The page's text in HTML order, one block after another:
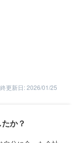
更新日: 2026/01/25
か？